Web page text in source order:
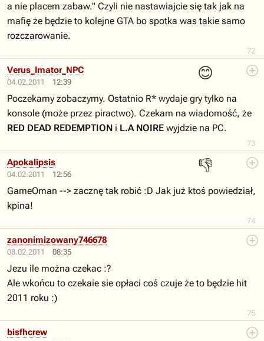
72
a nie placem zabaw." Czyli nie nastawiajcie się tak jak na
mafię że będzie to kolejne GTA bo spotka was takie samo
rozczarowanie.
04.02.2011 12:39
😊
73
Verus_Imator_NPC
Poczekamy zobaczymy. Ostatnio R* wydaje gry tylko na
konsole (może przez piractwo). Czekam na wiadomość, że
RED DEAD REDEMPTION i L.A NOIRE wyjdzie na PC.
04.02.2011 12:56
👎
74
Apokalipsis
GameOman --> zacznę tak robić :D Jak już ktoś powiedział,
kpina!
08.02.2011 08:35
75
zanonimizowany746678
Jezu ile można czekac :?
Ale wkońcu to czekaie sie opłaci coś czuje że to będzie hit
2011 roku :)
bisfhcrew